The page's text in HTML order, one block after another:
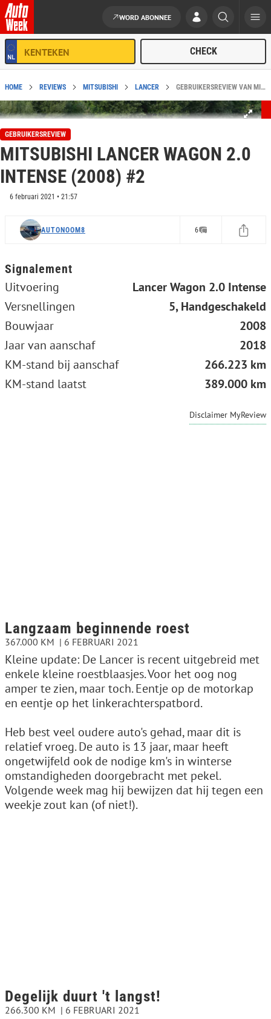
Ga naar de inhoud
WORD ABONNEE
HOME REVIEWS MITSUBISHI LANCER GEBRUIKERSREVIEW VAN MITSUBISHI LANCER WAGON 2.0 INTENSE (2008) #2
GEBRUIKERSREVIEW
MITSUBISHI LANCER WAGON 2.0
INTENSE (2008) #2
6 februari 2021 • 21:57
AUTONOOM8 6
Signalement
Uitvoering
Lancer Wagon 2.0 Intense
Versnellingen
5, Handgeschakeld
Bouwjaar
2008
Jaar van aanschaf
2018
KM-stand bij aanschaf
266.223 km
KM-stand laatst
389.000 km
Disclaimer MyReview
Langzaam beginnende roest
367.000 KM 6 FEBRUARI 2021
Kleine update: De Lancer is recent uitgebreid met
enkele kleine roestblaasjes. Voor het oog nog
amper te zien, maar toch. Eentje op de motorkap
en eentje op het linkerachterspatbord.
Heb best veel oudere auto's gehad, maar dit is
relatief vroeg. De auto is 13 jaar, maar heeft
ongetwijfeld ook de nodige km's in winterse
omstandigheden doorgebracht met pekel.
Volgende week mag hij bewijzen dat hij tegen een
weekje zout kan (of niet!).
Degelijk duurt 't langst!
266.300 KM 6 FEBRUARI 2021